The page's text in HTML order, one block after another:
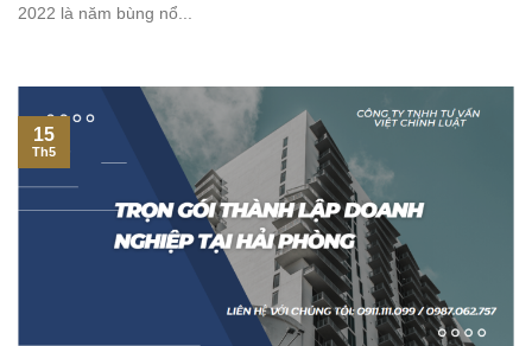
2022 là năm bùng nổ...
15
Th5